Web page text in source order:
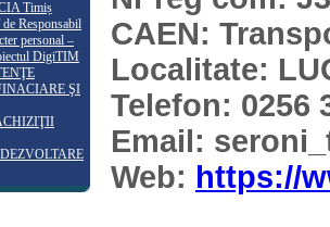
Timiș
Responsabil
personal –
DigiTIM
ŞI
CAEN:
Localitate:
Telefon: 0256
Email:
Web: https://